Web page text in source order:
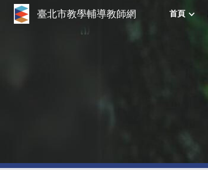
臺北市教學輔導教師網 首頁